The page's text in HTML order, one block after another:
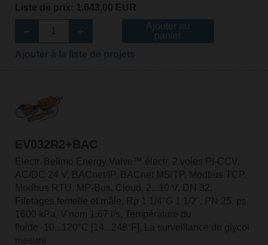
Liste de prix: 1.643,00 EUR
EV032R2+BAC
Electr. Belimo Energy Valve™ électr. 2 voies PI-CCV,
AC/DC 24 V, BACnet/IP, BACnet MS/TP, Modbus TCP,
Modbus RTU, MP-Bus, Cloud, 2...10 V, DN 32,
Filetages femelle et mâle, Rp 1 1/4"G 1 1/2", PN 25, ps
1600 kPa, V'nom 1.67 l/s, Température du
fluide -10...120°C [14...248°F], La surveillance de glycol
mesure